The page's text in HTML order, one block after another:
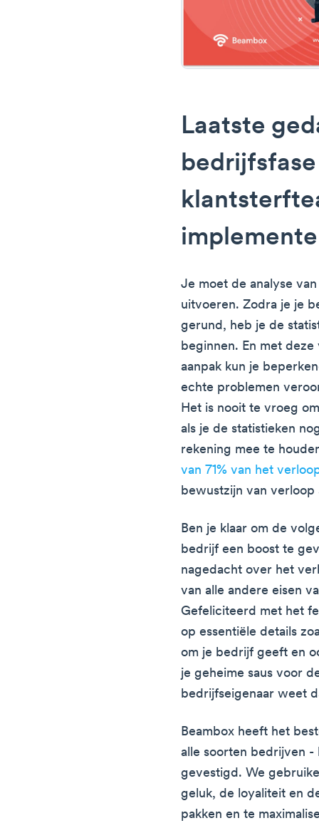
Laatste
Je moet de analyse
uitvoeren. Zodra je je
gerund, heb je de
beginnen. En met
aanpak kun je
echte problemen
Het is nooit te vroeg
als je de statistieken
rekening mee te
van 71% van het
bewustzijn van
Ben je klaar om de
bedrijf een boost te
nagedacht over het
van alle andere eisen
Gefeliciteerd met het
op essentiële details
om je bedrijf geeft en
je geheime saus voor
bedrijfseigenaar weet
Beambox heeft het
alle soorten bedrijven
gevestigd. We
geluk, de loyaliteit en
pakken en te